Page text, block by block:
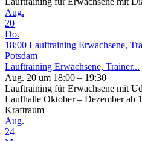
Aug.
20
Do.
18:00 Lauftraining Erwachsene,
Potsdam
Lauftraining Erwachsene, Trainer...
Aug. 20 um 18:00 – 19:30
Lauftraining für Erwachsene mit
Laufhalle Oktober – Dezember ab
Kraftraum
Aug.
24